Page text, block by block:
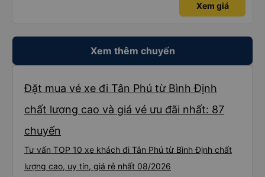
Xem giá
Xem thêm chuyến
Đặt mua vé xe đi Tân Phú từ Bình Định
chất lượng cao và giá vé ưu đãi nhất: 87
chuyến
Tư vấn TOP 10 xe khách đi Tân Phú từ Bình Định chất
lượng cao, uy tín, giá rẻ nhất 08/2026